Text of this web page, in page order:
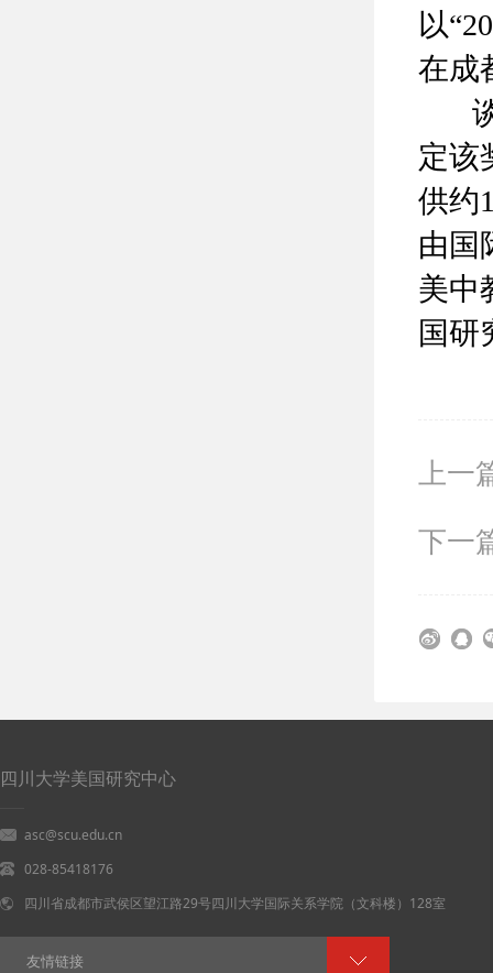
以
在成
谈
定该
供约
由国
美中
国研
上一
下一
四川大学美国研究中心
asc@scu.edu.cn
028-85418176
四川省成都市武侯区望江路29号四川大学国际关系学院（文科楼）128室
友情链接